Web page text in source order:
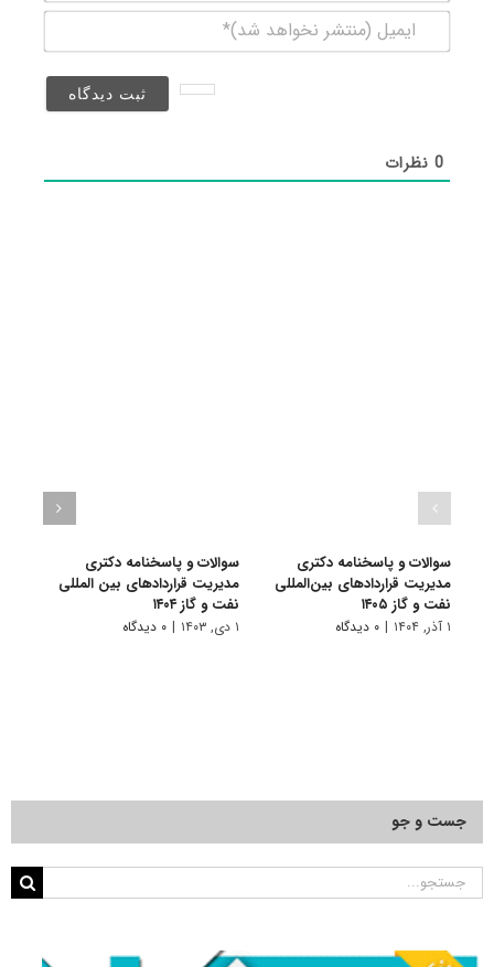
(منتشر
0نظرات
سوالات و پاسخنامه دکتری
مدیریت قراردادهای بین‌المللی
نفت و گاز ۱۴۰۵
۱ آذر, ۱۴۰۴ | ۰ دیدگاه
سوالات و پاسخنامه دکتری
مدیریت قراردادهای بین المللی
نفت و گاز ۱۴۰۴
۱ دی, ۱۴۰۳ | ۰ دیدگاه
جست و جو
جستجو